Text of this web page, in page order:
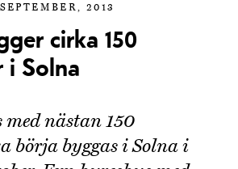
2013
cirka 150
i Solna
med nästan 150
börja byggas i Solna i